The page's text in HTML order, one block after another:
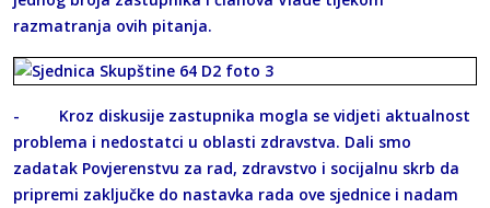
razmatranja ovih pitanja.
- Kroz diskusije zastupnika mogla se vidjeti aktualnost
problema i nedostatci u oblasti zdravstva. Dali smo
zadatak Povjerenstvu za rad, zdravstvo i socijalnu skrb da
pripremi zaključke do nastavka rada ove sjednice i nadam